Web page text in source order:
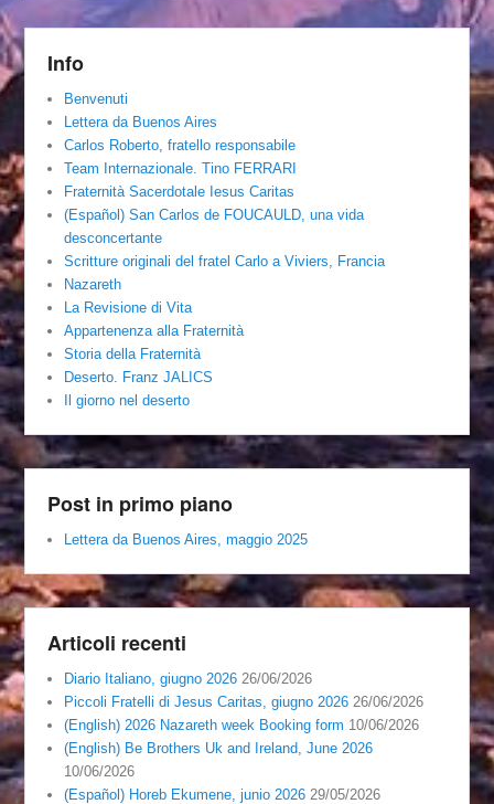
Info
Benvenuti
Lettera da Buenos Aires
Carlos Roberto, fratello responsabile
Team Internazionale. Tino FERRARI
Fraternità Sacerdotale Iesus Caritas
(Español) San Carlos de FOUCAULD, una vida
desconcertante
Scritture originali del fratel Carlo a Viviers, Francia
Nazareth
La Revisione di Vita
Appartenenza alla Fraternità
Storia della Fraternità
Deserto. Franz JALICS
Il giorno nel deserto
Post in primo piano
Lettera da Buenos Aires, maggio 2025
Articoli recenti
Diario Italiano, giugno 2026 26/06/2026
Piccoli Fratelli di Jesus Caritas, giugno 2026 26/06/2026
(English) 2026 Nazareth week Booking form 10/06/2026
(English) Be Brothers Uk and Ireland, June 2026
10/06/2026
(Español) Horeb Ekumene, junio 2026 29/05/2026